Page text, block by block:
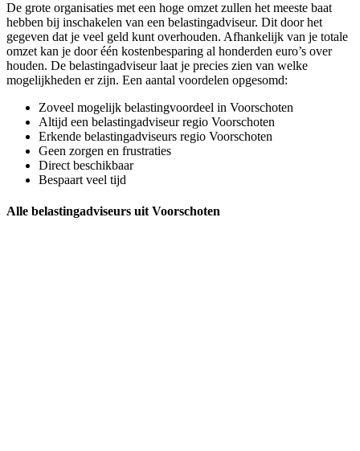
De grote organisaties met een hoge omzet zullen het meeste baat
hebben bij inschakelen van een belastingadviseur. Dit door het
gegeven dat je veel geld kunt overhouden. Afhankelijk van je totale
omzet kan je door één kostenbesparing al honderden euro’s over
houden. De belastingadviseur laat je precies zien van welke
mogelijkheden er zijn. Een aantal voordelen opgesomd:
Zoveel mogelijk belastingvoordeel in Voorschoten
Altijd een belastingadviseur regio Voorschoten
Erkende belastingadviseurs regio Voorschoten
Geen zorgen en frustraties
Direct beschikbaar
Bespaart veel tijd
Alle belastingadviseurs uit Voorschoten